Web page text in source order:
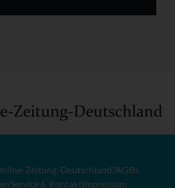
Zeitung-Deutschland?AGBs
Service & KontaktImpressum